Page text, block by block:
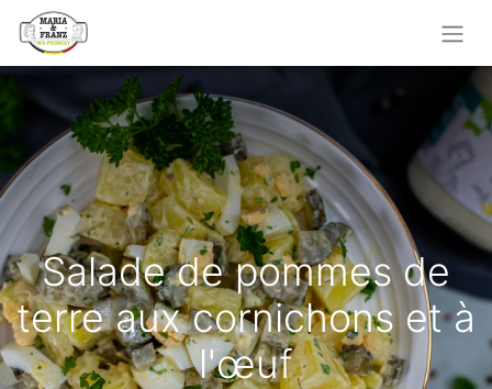
Salade de pommes de
terre aux cornichons et à
l'œuf